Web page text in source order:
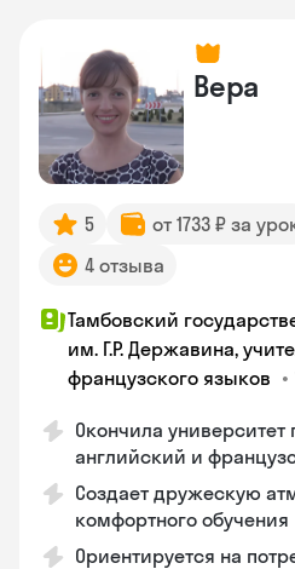
Вера
5 от 1733 ₽ за
4 отзыва
Тамбовский
им. Г.Р. Державина,
французского языков •
Окончила университет
английский и
Создает дружескую
комфортного обучения
Ориентируется на